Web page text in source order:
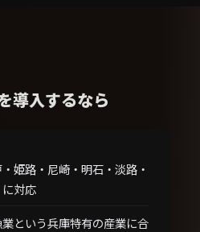
導入するなら
姫路・尼崎・明石・淡路・
対応
という兵庫特有の産業に合